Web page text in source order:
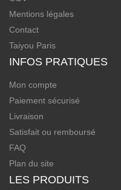
Mentions légales
Contact
Taiyou Paris
INFOS PRATIQUES
Mon compte
Paiement sécurisé
Livraison
Satisfait ou remboursé
FAQ
Plan du site
LES PRODUITS